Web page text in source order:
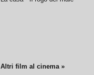
Altri film al cinema »